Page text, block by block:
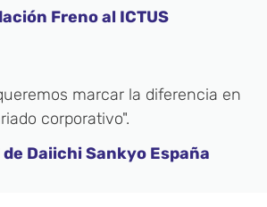
Freno al ICTUS
marcar la diferencia en
corporativo".
Daiichi Sankyo España